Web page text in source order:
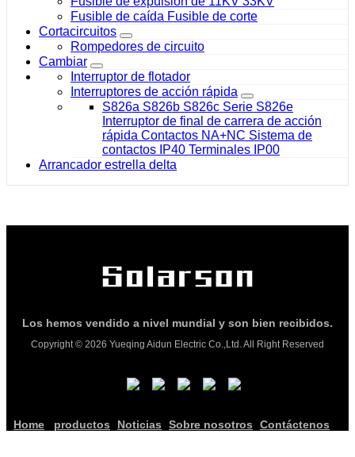
Fusible de caída Fusible de corte
Cortacircuitos
Rompedores de circuito
Cambiar
Interruptor de flotador
Interruptores de acción rápida
S826a S826b S826c Serie S826e
Interruptor de final de carrera de acción
rápida Contactos NA+NC Sistema de
contactos IP40 Terminales IP00
Arrancador estrella delta
Los hemos vendido a nivel mundial y son bien recibidos.
Copyright © 2026 Yueqing Aidun Electric Co.,Ltd. All Right Reserved
Home productos Noticias Sobre nosotros Contáctenos